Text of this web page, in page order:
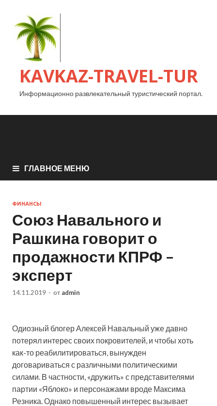
KAVKAZ-TRAVEL-TUR
Информационно развлекательный туристический портал.
ГЛАВНОЕ МЕНЮ
ФИНАНСЫ
Союз Навального и
Рашкина говорит о
продажности КПРФ –
эксперт
14.11.2019 - от admin
Одиозный блогер Алексей Навальный уже давно
потерял интерес своих покровителей, и чтобы хоть
как-то реабилитироваться, вынужден
договариваться с различными политическими
силами. В частности, «дружить» с представителями
партии «Яблоко» и персонажами вроде Максима
Резника. Однако повышенный интерес вызывает